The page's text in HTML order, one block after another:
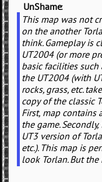
UnShame
This map was not
on the another
think. Gameplay is
UT2004 (or more
basic facilities such
the UT2004 (with
rocks, grass, etc.
copy of the classic
First, map contains
the game.
UT3 version of
etc.). This map is
look Torlan. But